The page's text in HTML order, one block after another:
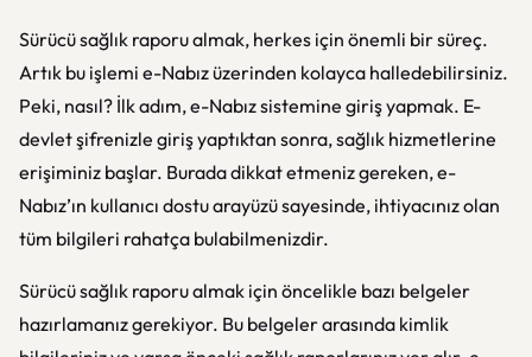
Sürücü sağlık raporu almak, herkes için önemli bir süreç.
Artık bu işlemi e-Nabız üzerinden kolayca halledebilirsiniz.
Peki, nasıl? İlk adım, e-Nabız sistemine giriş yapmak. E-
devlet şifrenizle giriş yaptıktan sonra, sağlık hizmetlerine
erişiminiz başlar. Burada dikkat etmeniz gereken, e-
Nabız’ın kullanıcı dostu arayüzü sayesinde, ihtiyacınız olan
tüm bilgileri rahatça bulabilmenizdir.
Sürücü sağlık raporu almak için öncelikle bazı belgeler
hazırlamanız gerekiyor. Bu belgeler arasında kimlik